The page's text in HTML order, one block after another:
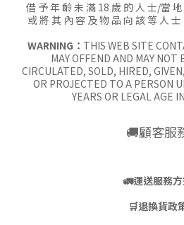
借 予 年 齡 未 滿 18 歲 的 人 士/當
或 將 其 內 容 及 物 品 向 該 等 人 士
WARNING： THIS WEB SITE
MAY OFFEND AND MAY
CIRCULATED, SOLD, HIRED,
OR PROJECTED TO A PERSON
YEARS OR LEGAL AGE
🚚顧客服
🚛運送服務
🛒退換貨政